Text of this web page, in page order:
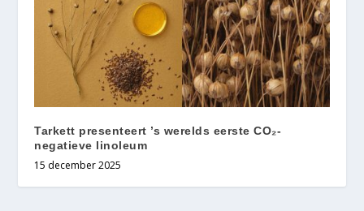
Tarkett presenteert ’s werelds eerste CO₂-
negatieve linoleum
15 december 2025